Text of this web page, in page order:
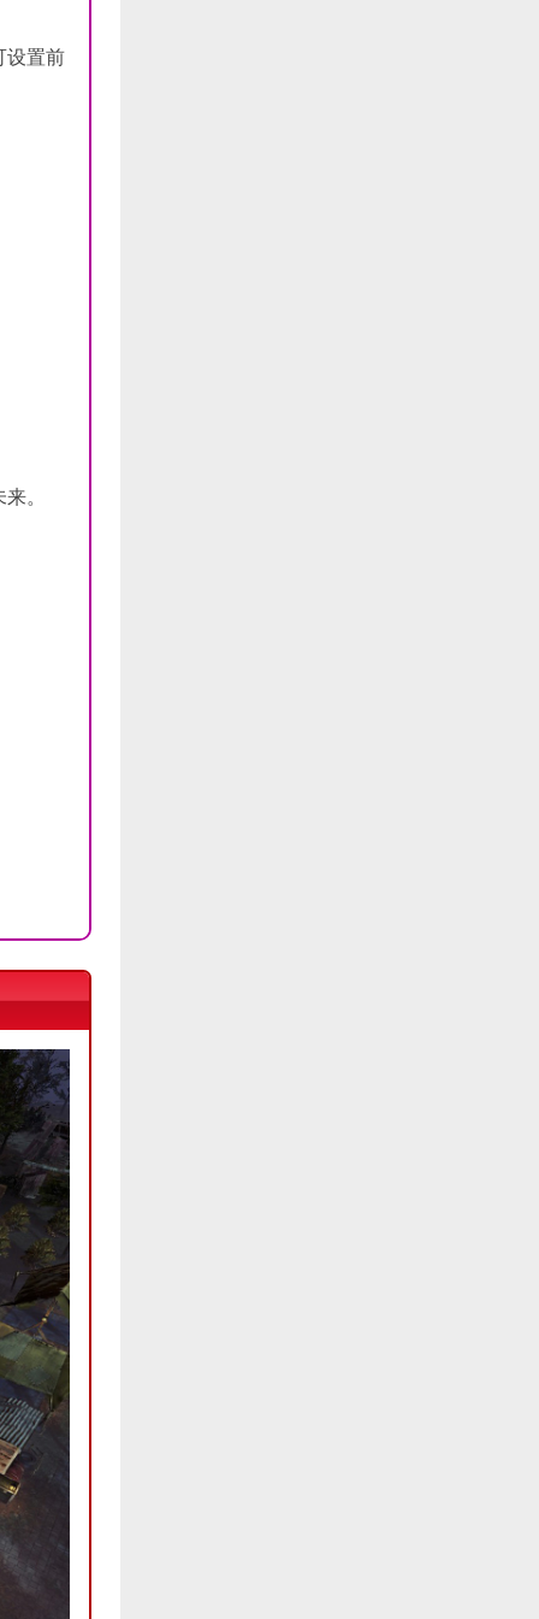
设置前
。